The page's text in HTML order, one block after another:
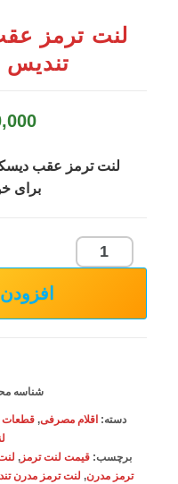
تندیس MAP00065
لنت ترمز عقب
برای
لنت
تندیس
عدد
شناسه
دسته: اقلام مصرفی, قطعات
برچسب: قیمت لنت ترمز ,
ترمز مدرن, لنت ترمز مدرن